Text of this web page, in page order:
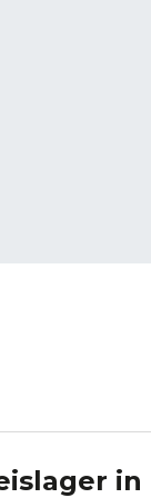
in